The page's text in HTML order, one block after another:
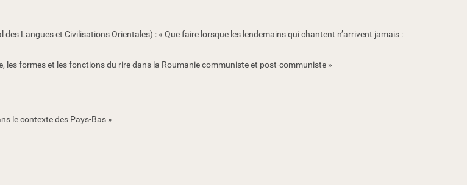
Langues et Civilisations Orientales) : « Que faire lorsque les lendemains qui chantent n’arrivent jamais :
formes et les fonctions du rire dans la Roumanie communiste et post-communiste »
le contexte des Pays-Bas »